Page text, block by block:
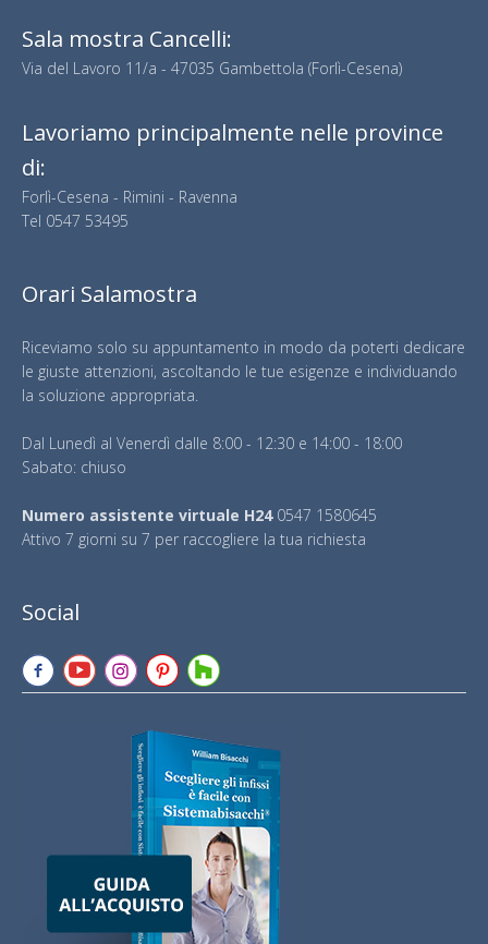
Sala mostra Cancelli:
Via del Lavoro 11/a - 47035 Gambettola (Forlì-Cesena)
Lavoriamo principalmente nelle province
di:
Forlì-Cesena - Rimini - Ravenna
Tel 0547 53495
Orari Salamostra
Riceviamo solo su appuntamento in modo da poterti dedicare
le giuste attenzioni, ascoltando le tue esigenze e individuando
la soluzione appropriata.
Dal Lunedì al Venerdì dalle 8:00 - 12:30 e 14:00 - 18:00
Sabato: chiuso
Numero assistente virtuale H240547 1580645
Attivo 7 giorni su 7 per raccogliere la tua richiesta
Social